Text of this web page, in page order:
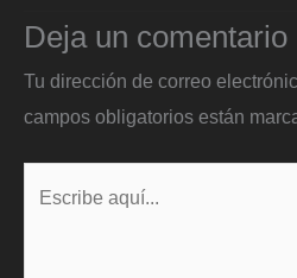
Deja un comentario
Tu dirección de correo
campos obligatorios están